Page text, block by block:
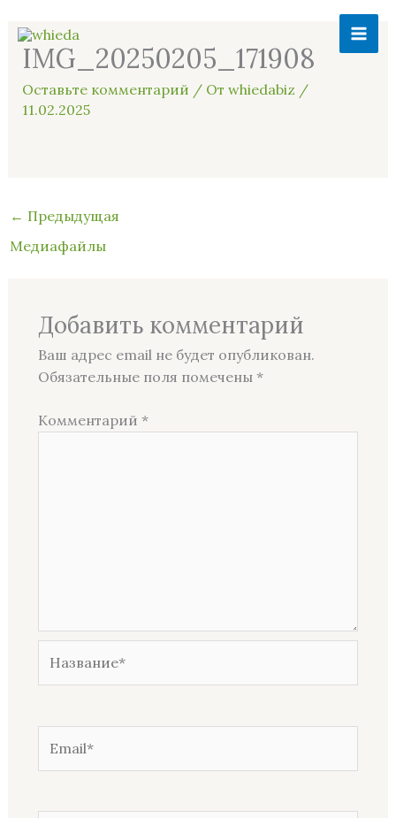
содержимому
IMG_20250205_171908
Оставьте комментарий / От whiedabiz /
11.02.2025
← Предыдущая
Медиафайлы
Добавить комментарий
Ваш адрес email не будет опубликован.
Обязательные поля помечены *
Комментарий *